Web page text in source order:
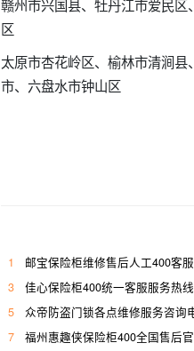
赣州市兴国县、牡丹江市爱民
区
太原市杏花岭区、榆林市清涧
市、六盘水市钟山区
1 邮宝保险柜维修售后人工400客
3
佳心保险柜400统一客服服务热线
5
众帝防盗门锁各点维修服务咨询
7
福州惠趣侠保险柜400全国售后